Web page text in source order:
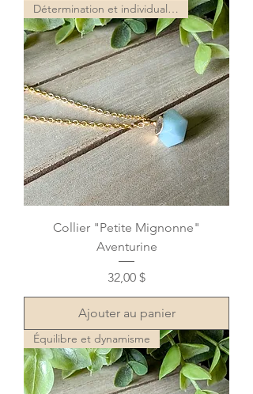
Détermination et individualité
Collier "Petite Mignonne"
Aventurine
Prix
32,00 $
Ajouter au panier
Équilibre et dynamisme